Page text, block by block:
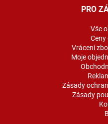
PRO
Vše
Ceny
Vrácení
Moje
Zásady
Zásady